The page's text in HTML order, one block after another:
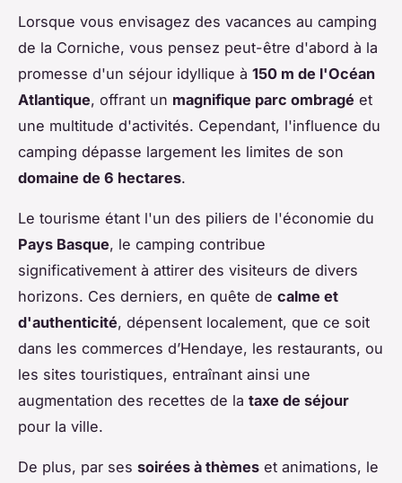
Lorsque vous envisagez des vacances au camping
de la Corniche, vous pensez peut-être d'abord à la
promesse d'un séjour idyllique à 150 m de l'Océan
Atlantique, offrant un magnifique parc ombragé et
une multitude d'activités. Cependant, l'influence du
camping dépasse largement les limites de son
domaine de 6 hectares.
Le tourisme étant l'un des piliers de l'économie du
Pays Basque, le camping contribue
significativement à attirer des visiteurs de divers
horizons. Ces derniers, en quête de calme et
d'authenticité, dépensent localement, que ce soit
dans les commerces d’Hendaye, les restaurants, ou
les sites touristiques, entraînant ainsi une
augmentation des recettes de la taxe de séjour
pour la ville.
De plus, par ses soirées à thèmes et animations, le